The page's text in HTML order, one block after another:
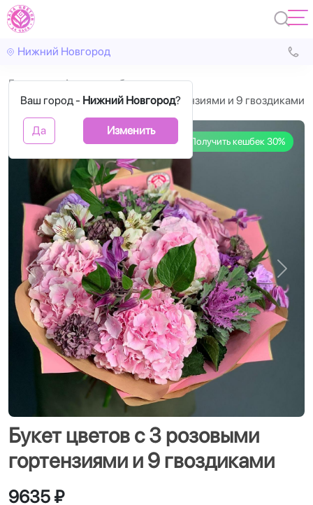
Нижний Новгород
Ваш город - Нижний Новгород?
Да Изменить
Главная
Авторские букеты
Букет цветов с 3 розовыми гортензиями и 9 гвоздиками
Получить кешбек 30%
Назад
Букет цветов с 3 розовыми
гортензиями и 9 гвоздиками
9635 ₽